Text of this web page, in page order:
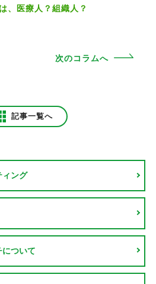
、医療人？組織人？
次のコラムへ
記事一覧へ
ィング
について